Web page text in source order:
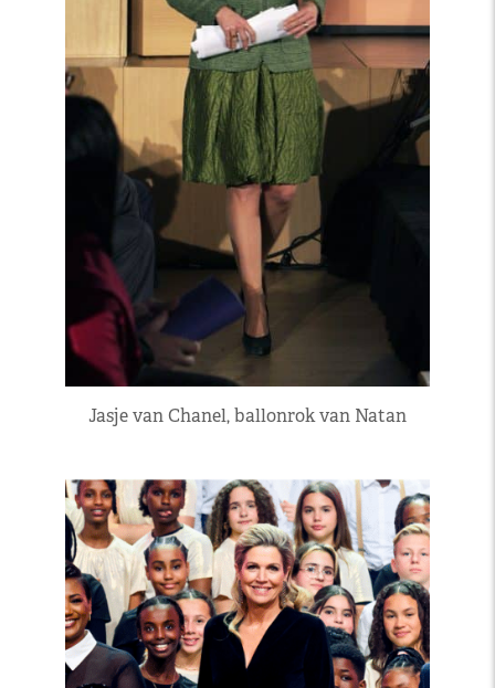
Jasje van Chanel, ballonrok van Natan